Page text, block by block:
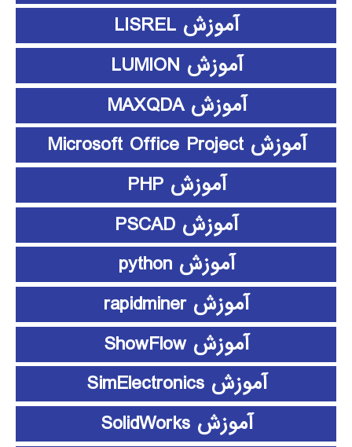
آموزش LISREL
آموزش LUMION
آموزش MAXQDA
آموزش Microsoft Office Project
آموزش PHP
آموزش PSCAD
آموزش python
آموزش rapidminer
آموزش ShowFlow
آموزش SimElectronics
آموزش SolidWorks